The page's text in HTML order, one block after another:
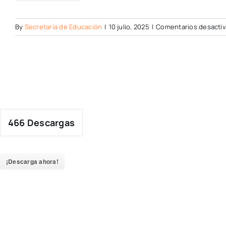
By Secretaría de Educación | 10 julio, 2025 | Comentarios
466 Descargas
¡Descarga ahora!